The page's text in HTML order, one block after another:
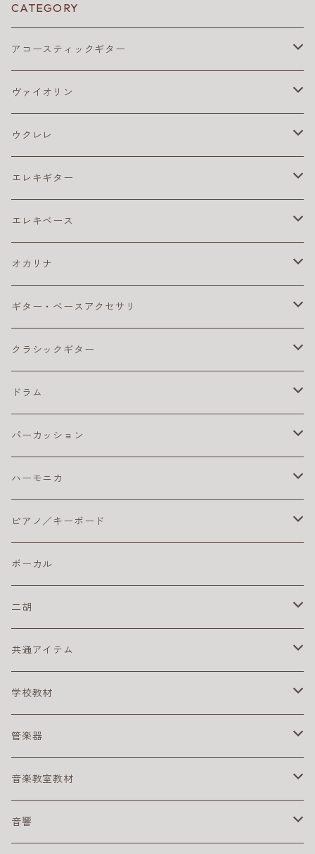
CATEGORY
アコースティックギター
アコギ アクセサリ
アコギ チューナー
アコギ ピックアップ
楽器ケーブル
アコギ アンプ
アコギ 弦
アコギ弦 お買得パック
コーティング弦
アコギ本体
おとなにおすすめのアコギ
ライブにおすすめのアコギ
ヴァイオリン
バイオリン弦
4/4
松脂
ウクレレ
ウクレレ アクセサリ
ウクレレ チューナー
ウクレレ ピックアップ
ウクレレベース
コンサート・ウクレレ
ウクレレ初心者セット
ライブにおすすめのウクレレ
ソプラノ ウクレレ
プレゼント向きのウクレレ
初心者セット／ソプラノウクレレ
テナー・ウクレレ
エレキギター
エレキ アクセサリ
カポ
ギター チューナー
エレキ アンプ
エレキ エフェクター
エレキギター弦
エレキ弦 お買得パック
エレキギター本体
おとなにオススメのエレキギター
こどもにオススメのエレキギター
エレキベース
ベース アクセサリ
クリーナー・ワックス
その他
ベース エフェクター
ベース 弦
ベースアンプ
練習用ベースアンプ
ベース本体
ライブにおすすめのベース
初心者におすすめのベース
オカリナ
アルト
初心者におすすめのオカリナ（アルト）
ソプラノ
初心者におすすめのオカリナ
テナー
ギター・ベースアクセサリ
カポタスト
ギターチューナー
クリーナー・ワックス
ストラップ
その他
ヘッドフォン
ピック
ピックアップ
楽器ケーブル
クラシックギター
クラシック アクセサリ
ギター チューナー
クラシックギター ピックアップ
クラシックギター弦
コーティング弦
クラシックギター本体
おとなにおすすめのクラシックギター
こどもにオススメのクラシックギター
ドラム
ドラム アクセサリ
その他
ドラムセット
おすすめのドラムセット
ドラム・アクセサリー
ペダル
シンバル
電子ドラム用アンプ
ドラムスティック
パーカッション
初心者におすすめ
カホン本体
カリンバ
ハーモニカ
テンホールズ（ブルースハープ）
スズキ
複音ハーモニカ
スズキ
ピアノ／キーボード
電子ピアノ／キーボード
キーボードアンプ
初心者におすすめのキーボード
ボーカル
二胡
二胡セット
初心者におすすめの二胡
共通アイテム
クリーナー
その他
ヘッドフォン
ライブに便利なグッズ
学校教材
リコーダー
アルト リコーダー
ソプラノ リコーダー
鍵盤ハーモニカ
メロディオン パーツ
管楽器
アルトサックス
サックスリード
テナーサックス
音楽教室教材
幼児向け
音響